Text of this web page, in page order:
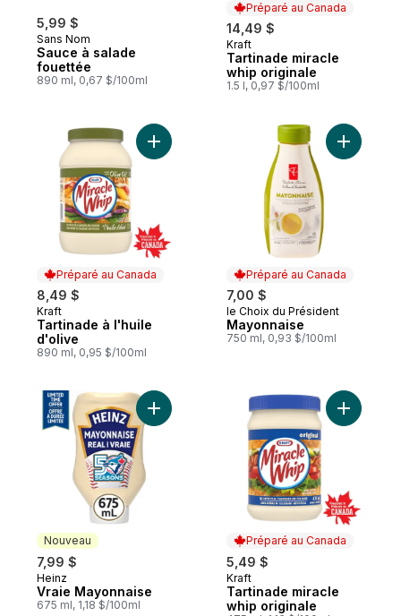
5,99 $
Sans Nom
Sauce à salade
fouettée
890 ml, 0,67 $/100ml
Préparé au Canada
14,49 $
Préparé au Canada
Kraft
Tartinade miracle
whip originale
1.5 l, 0,97 $/100ml
Préparé au Canada
8,49 $
Préparé au Canada
Kraft
Tartinade à l'huile
d'olive
890 ml, 0,95 $/100ml
Ajouter Tartinade à l'huile d'olive au
Préparé au Canada
7,00 $
Préparé au Canada
le Choix du Président
Mayonnaise
750 ml, 0,93 $/100ml
Ajouter
Nouveau
7,99 $
Nouveau
Heinz
Vraie Mayonnaise
675 ml, 1,18 $/100ml
Ajouter Vraie Mayonnaise au panier
Préparé au Canada
5,49 $
Préparé au Canada
Kraft
Tartinade miracle
whip originale
Ajouter